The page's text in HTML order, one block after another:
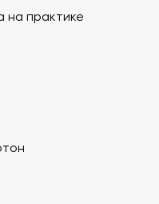
на практике